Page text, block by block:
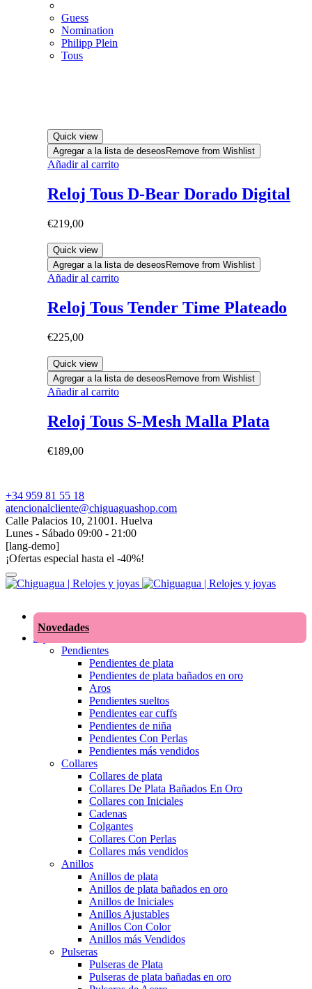
Guess
Nomination
Philipp Plein
Tous
Quick view
Agregar a la lista de deseos Remove from Wishlist
Añadir al carrito
Reloj Tous D-Bear Dorado Digital
€219,00
Quick view
Agregar a la lista de deseos Remove from Wishlist
Añadir al carrito
Reloj Tous Tender Time Plateado
€225,00
Quick view
Agregar a la lista de deseos Remove from Wishlist
Añadir al carrito
Reloj Tous S-Mesh Malla Plata
€189,00
+34 959 81 55 18
atencionalcliente@chiguaguashop.com
Calle Palacios 10, 21001. Huelva
Lunes - Sábado 09:00 - 21:00
[lang-demo]
¡Ofertas especial hasta el -40%!
Novedades
Joyas
Pendientes
Pendientes de plata
Pendientes de plata bañados en oro
Aros
Pendientes sueltos
Pendientes ear cuffs
Pendientes de niña
Pendientes Con Perlas
Pendientes más vendidos
Collares
Collares de plata
Collares De Plata Bañados En Oro
Collares con Iniciales
Cadenas
Colgantes
Collares Con Perlas
Collares más vendidos
Anillos
Anillos de plata
Anillos de plata bañados en oro
Anillos de Iniciales
Anillos Ajustables
Anillos Con Color
Anillos más Vendidos
Pulseras
Pulseras de Plata
Pulseras de plata bañadas en oro